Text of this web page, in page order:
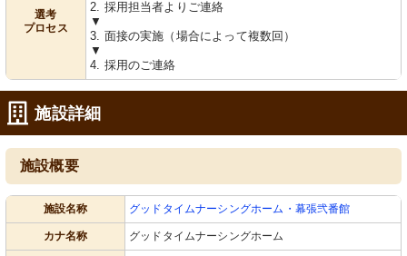
選考
プロセス
2. 採用担当者よりご連絡
▼
3. 面接の実施（場合によって複数回）
▼
4. 採用のご連絡
施設詳細
施設概要
施設名称 グッドタイムナーシングホーム・幕張弐番館
カナ名称 グッドタイムナーシングホーム